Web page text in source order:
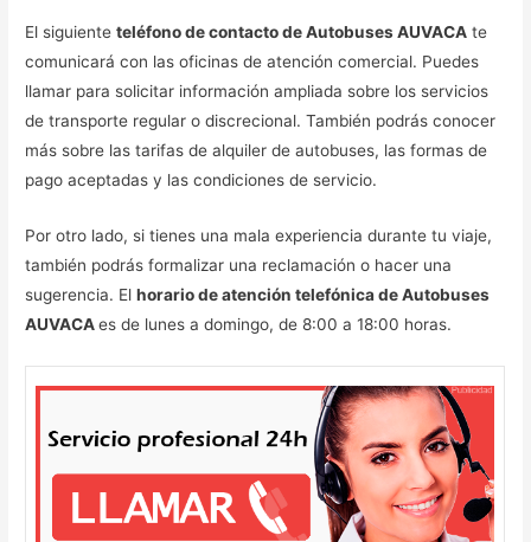
El siguienteteléfono de contacto de Autobuses AUVACA te
comunicará con las oficinas de atención comercial. Puedes
llamar para solicitar información ampliada sobre los servicios
de transporte regular o discrecional. También podrás conocer
más sobre las tarifas de alquiler de autobuses, las formas de
pago aceptadas y las condiciones de servicio.
Por otro lado, si tienes una mala experiencia durante tu viaje,
también podrás formalizar una reclamación o hacer una
sugerencia. Elhorario de atención telefónica de Autobuses
AUVACAes de lunes a domingo, de 8:00 a 18:00 horas.